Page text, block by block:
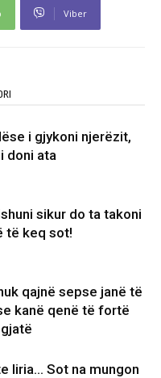
Viber
i gjykoni njerëzit,
doni ata
sikur do ta takoni
të keq sot!
qajnë sepse janë të
kanë qenë të fortë
liria… Sot na mungon